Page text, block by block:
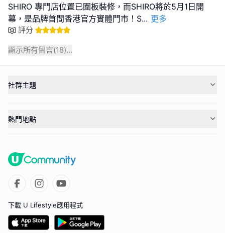
SHIRO 專門店位置已圍板裝修，而SHIRO將於5月1日開
幕，是品牌首間香港官方實體門市！S... 更多
評分
顯示所有留言(18)...
社群主題
熱門地點
下載 U Lifestyle應用程式